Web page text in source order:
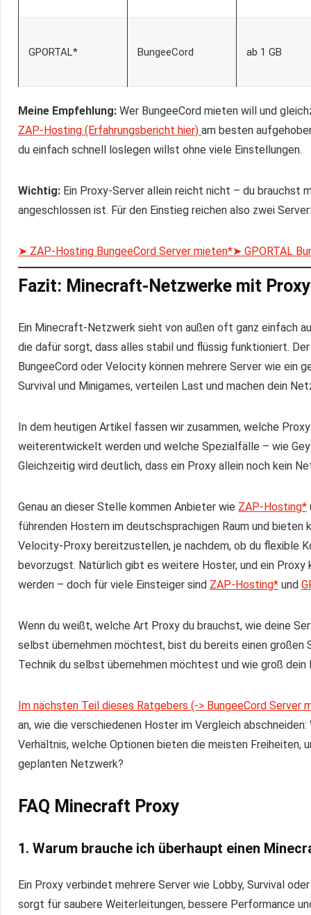
GPORTAL* BungeeCord ab 1 GB
Meine Empfehlung: Wer BungeeCord mieten will und
ZAP-Hosting (Erfahrungsbericht hier) am besten
du einfach schnell loslegen willst ohne viele Einstellungen.
Wichtig: Ein Proxy-Server allein reicht nicht – du brauchst
angeschlossen ist. Für den Einstieg reichen also zwei
➤ ZAP-Hosting BungeeCord Server mieten*➤ GPORTAL
Fazit: Minecraft-Netzwerke mit
Ein Minecraft-Netzwerk sieht von außen oft ganz einfach
die dafür sorgt, dass alles stabil und flüssig funktioniert.
BungeeCord oder Velocity können mehrere Server wie ein
Survival und Minigames, verteilen Last und machen dein
In dem heutigen Artikel fassen wir zusammen, welche
weiterentwickelt werden und welche Spezialfälle – wie
Gleichzeitig wird deutlich, dass ein Proxy allein noch kein
Genau an dieser Stelle kommen Anbieter wie ZAP-Hosting*
führenden Hostern im deutschsprachigen Raum und
Velocity-Proxy bereitzustellen, je nachdem, ob du flexible
bevorzugst. Natürlich gibt es weitere Hoster, und ein
werden – doch für viele Einsteiger sind ZAP-Hosting* und
Wenn du weißt, welche Art Proxy du brauchst, wie deine
selbst übernehmen möchtest, bist du bereits einen großen
Technik du selbst übernehmen möchtest und wie groß
Im nächsten Teil dieses Ratgebers (-> BungeeCord Server
an, wie die verschiedenen Hoster im Vergleich
Verhältnis, welche Optionen bieten die meisten Freiheiten,
geplanten Netzwerk?
FAQ Minecraft Proxy
1. Warum brauche ich überhaupt einen
Ein Proxy verbindet mehrere Server wie Lobby, Survival
sorgt für saubere Weiterleitungen, bessere Performance